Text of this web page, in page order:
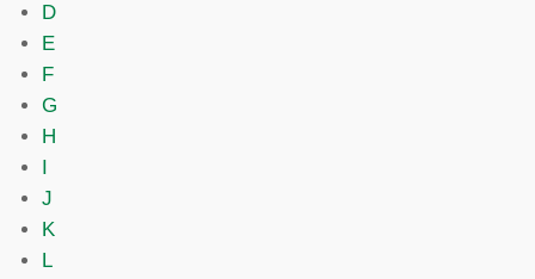
D
E
F
G
H
I
J
K
L